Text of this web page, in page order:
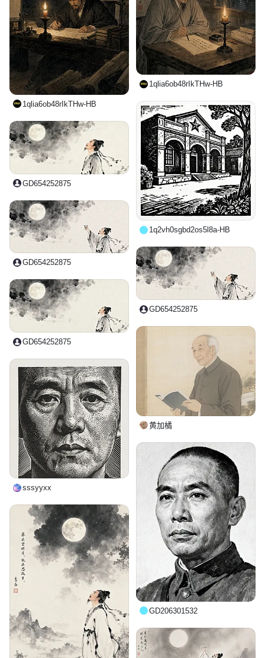
1qlia6ob48rIkTHw-HB
1qlia6ob48rIkTHw-HB
1q2vh0sgbd2os5l8a-HB
GD654252875
GD654252875
GD654252875
GD654252875
黄加橘
sssyyxx
GD206301532